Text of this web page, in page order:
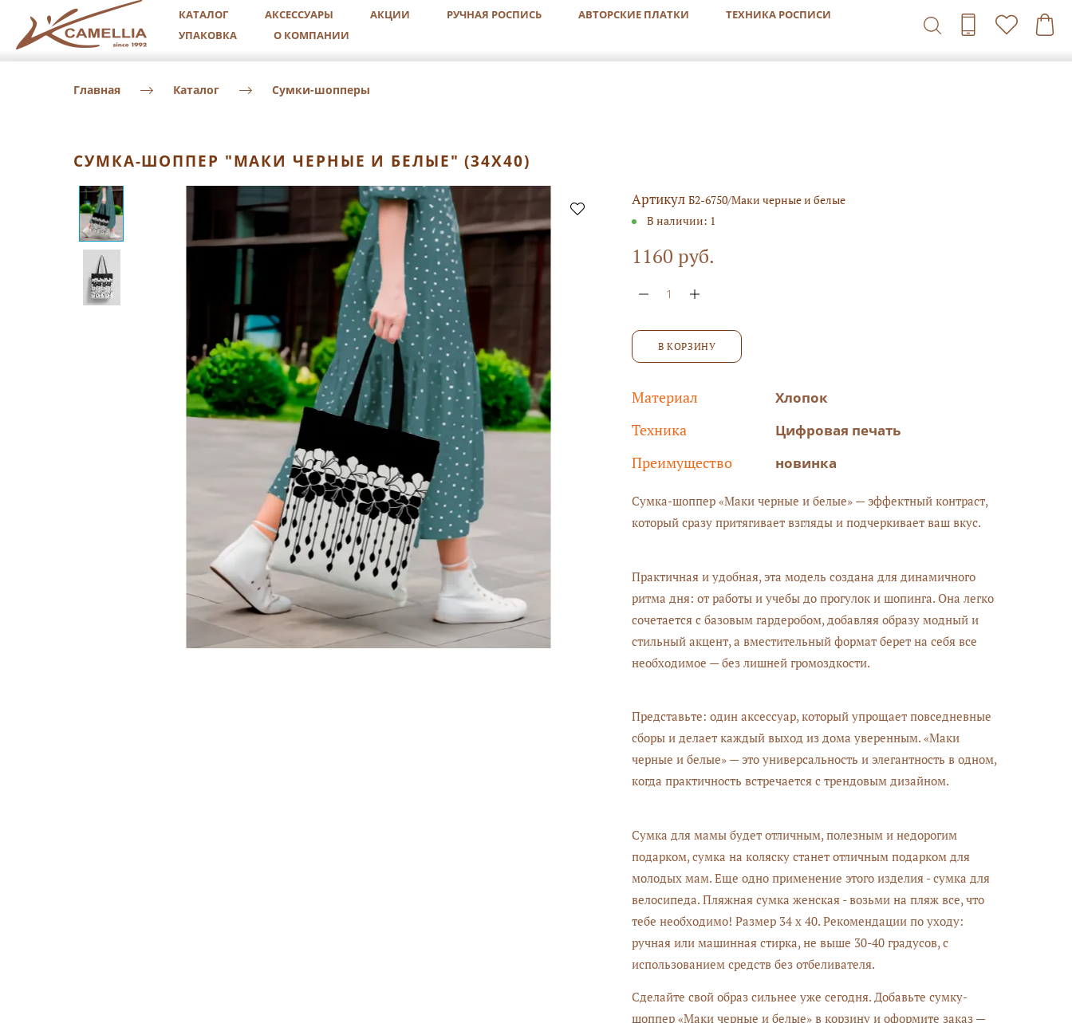
КАТАЛОГ АКСЕССУАРЫ АКЦИИ РУЧНАЯ РОСПИСЬ АВТОРСКИЕ ПЛАТКИ
ТЕХНИКА РОСПИСИ
УПАКОВКА
О КОМПАНИИ
Главная Каталог Сумки-шопперы
СУМКА-ШОППЕР "МАКИ ЧЕРНЫЕ И БЕЛЫЕ" (34Х40)
Артикул Б2-6750/Маки черные и белые
В наличии: 1
1160 руб.
В КОРЗИНУ
Материал Хлопок
Техника Цифровая печать
Преимущество новинка
Сумка-шоппер «Маки черные и белые» — эффектный контраст,
который сразу притягивает взгляды и подчеркивает ваш вкус.
Практичная и удобная, эта модель создана для динамичного
ритма дня: от работы и учебы до прогулок и шопинга. Она легко
сочетается с базовым гардеробом, добавляя образу модный и
стильный акцент, а вместительный формат берет на себя все
необходимое — без лишней громоздкости.
Представьте: один аксессуар, который упрощает повседневные
сборы и делает каждый выход из дома уверенным. «Маки
черные и белые» — это универсальность и элегантность в одном,
когда практичность встречается с трендовым дизайном.
Сумка для мамы будет отличным, полезным и недорогим
подарком, сумка на коляску станет отличным подарком для
молодых мам. Еще одно применение этого изделия - сумка для
велосипеда. Пляжная сумка женская - возьми на пляж все, что
тебе необходимо! Размер 34 х 40. Рекомендации по уходу:
ручная или машинная стирка, не выше 30-40 градусов, с
использованием средств без отбеливателя.
Сделайте свой образ сильнее уже сегодня. Добавьте сумку-
шоппер «Маки черные и белые» в корзину и оформите заказ —